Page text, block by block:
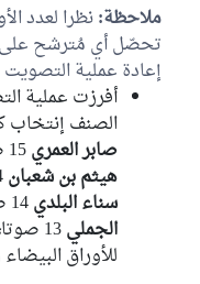
ملاحظة:نظرا لعدد
تحصّل أي مُترشح على
إعادة عملية
أفرزت عملية
الصنف إنتخاب
صابر العمري15 صوتا
هيثم بن شعبان
سناء البلدي14 صوتا
الجملي13 صوتا
للأوراق البيضاء